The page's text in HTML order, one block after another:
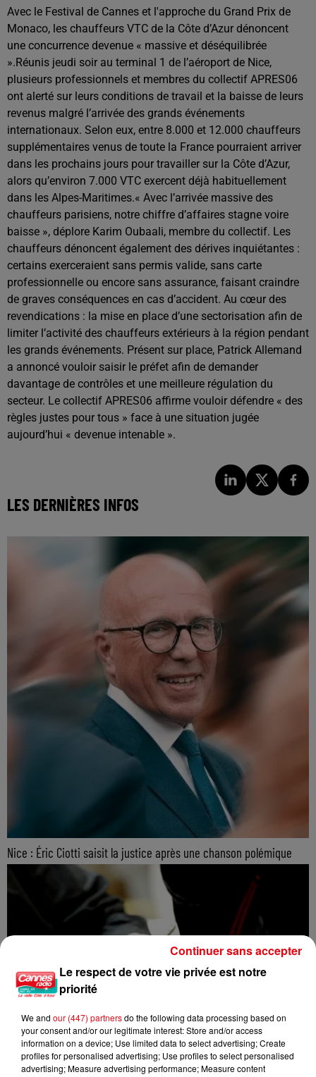
Avec le Festival de Cannes et l'approche du Grand Prix de
Monaco, les chauffeurs VTC de la Côte d’Azur dénoncent
une concurrence devenue « massive et déséquilibrée
».Réunis jeudi soir au terminal 1 de l’aéroport de Nice,
plusieurs professionnels et membres du collectif APRES06
ont alerté sur leurs conditions de travail et la baisse de leurs
revenus malgré l’arrivée des grands événements
internationaux. Selon eux, entre 8.000 et 12.000 chauffeurs
supplémentaires venus de toute la France pourraient arriver
dans les prochains jours pour travailler sur la Côte d’Azur,
alors qu’environ 7.000 VTC exercent déjà habituellement
dans les Alpes-Maritimes.« Avec l’arrivée massive des
chauffeurs parisiens, notre chiffre d’affaires stagne voire
baisse », déplore Karim Oubaali, membre du collectif. Les
chauffeurs dénoncent également des dérives inquiétantes :
certains exerceraient sans permis valide, sans carte
professionnelle ou encore sans assurance, faisant craindre
de graves conséquences en cas d’accident. Au cœur des
revendications : la mise en place d’une sectorisation afin de
limiter l’activité des chauffeurs extérieurs à la région pendant
les grands événements. Présent sur place, Patrick Allemand
a annoncé vouloir saisir le préfet afin de demander
davantage de contrôles et une meilleure régulation du
secteur. Le collectif APRES06 affirme vouloir défendre « des
règles justes pour tous » face à une situation jugée
aujourd’hui « devenue intenable ».
LES DERNIÈRES INFOS
Nice : Éric Ciotti saisit la justice après une chanson polémique
Le respect de votre vie privée est notre
priorité
We and our (447) partnersdo the following data processing based on
your consent and/or our legitimate interest: Store and/or access
information on a device; Use limited data to select advertising; Create
profiles for personalised advertising; Use profiles to select personalised
advertising; Measure advertising performance; Measure content
Continuer sans accepter